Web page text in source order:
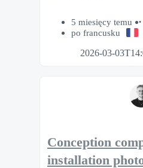
5 miesięcy temu
po francusku
2026-03-
Conception
installation